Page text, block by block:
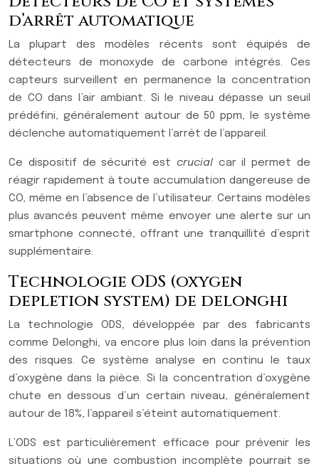
d’arrêt automatique
La plupart des modèles récents sont équipés de
détecteurs de monoxyde de carbone intégrés. Ces
capteurs surveillent en permanence la concentration
de CO dans l’air ambiant. Si le niveau dépasse un seuil
prédéfini, généralement autour de 50 ppm, le système
déclenche automatiquement l’arrêt de l’appareil.
Ce dispositif de sécurité est crucial car il permet de
réagir rapidement à toute accumulation dangereuse de
CO, même en l’absence de l’utilisateur. Certains modèles
plus avancés peuvent même envoyer une alerte sur un
smartphone connecté, offrant une tranquillité d’esprit
supplémentaire.
Technologie ODS (oxygen
depletion system) de delonghi
La technologie ODS, développée par des fabricants
comme Delonghi, va encore plus loin dans la prévention
des risques. Ce système analyse en continu le taux
d’oxygène dans la pièce. Si la concentration d’oxygène
chute en dessous d’un certain niveau, généralement
autour de 18%, l’appareil s’éteint automatiquement.
L’ODS est particulièrement efficace pour prévenir les
situations où une combustion incomplète pourrait se